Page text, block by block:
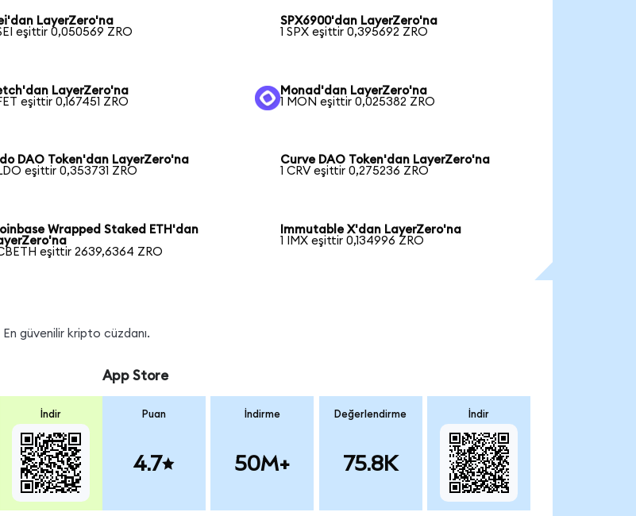
LayerZero'na
eşittir 0,050569 ZRO
SPX6900'dan LayerZero'na
1 SPX eşittir 0,395692 ZRO
LayerZero'na
eşittir 0,167451 ZRO
Monad'dan LayerZero'na
1 MON eşittir 0,025382 ZRO
DAO Token'dan LayerZero'na
eşittir 0,353731 ZRO
Curve DAO Token'dan LayerZero'na
1 CRV eşittir 0,275236 ZRO
Wrapped Staked ETH'dan
eşittir 2639,6364 ZRO
Immutable X'dan LayerZero'na
1 IMX eşittir 0,134996 ZRO
güvenilir kripto cüzdanı.
İndir
App Store
Puan
4.7
İndirme
50M+
Değerlendirme
75.8K
İndir